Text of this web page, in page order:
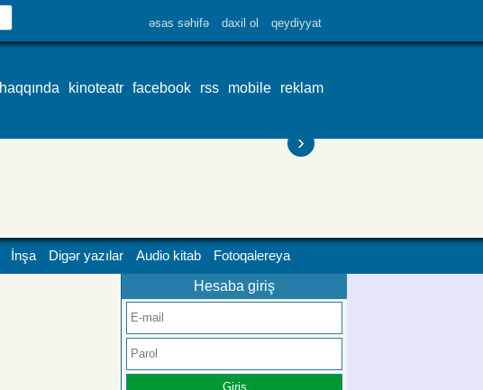
əsas səhifə daxil ol qeydiyyat
haqqında kinoteatr facebook rss mobile reklam
›
İnşa Digər yazılar Audio kitab Fotoqalereya
Hesaba giriş